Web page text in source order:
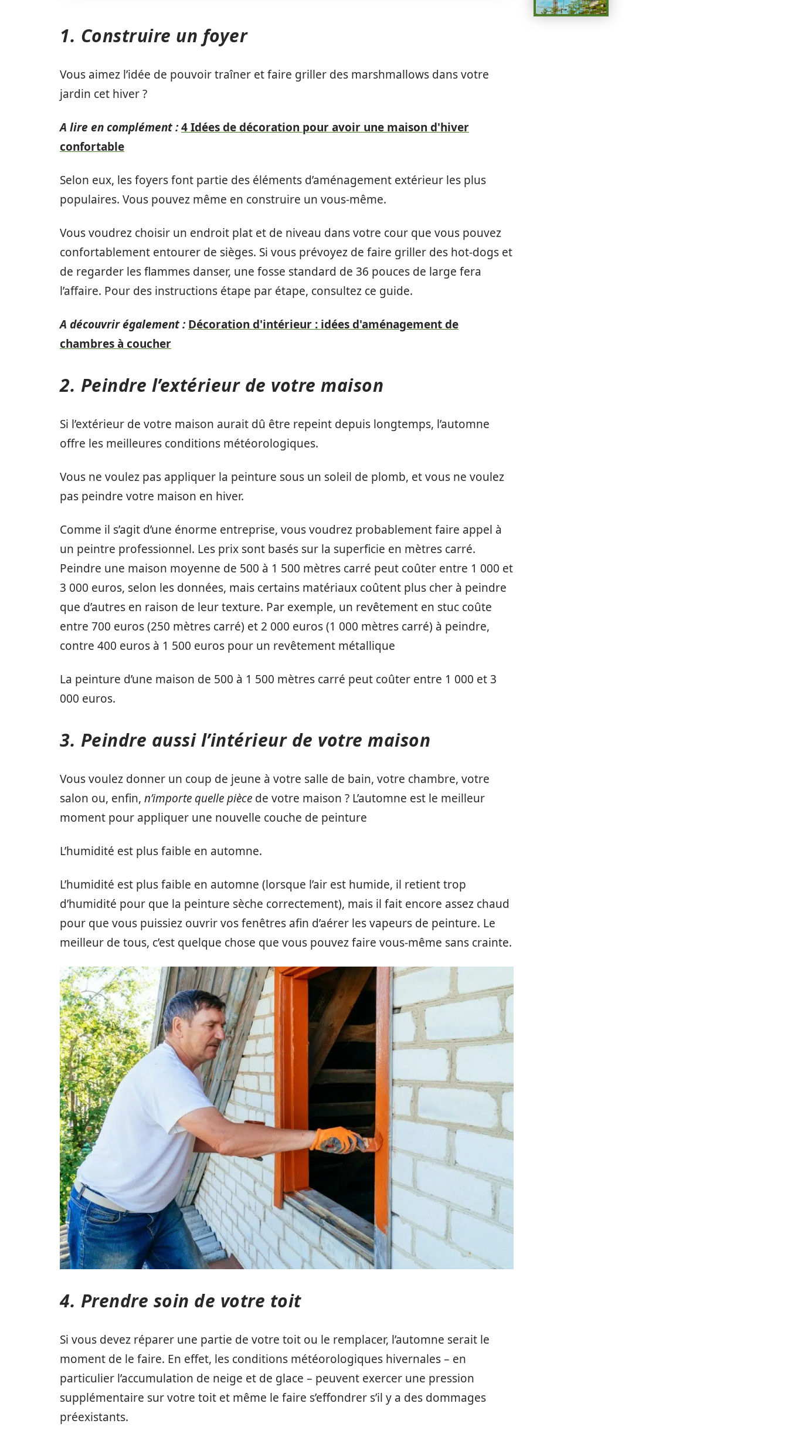
1. Construire un foyer
Vous aimez l’idée de pouvoir traîner et faire griller des marshmallows dans votre
jardin cet hiver ?
A lire en complément :4 Idées de décoration pour avoir une maison d'hiver
confortable
Selon eux, les foyers font partie des éléments d’aménagement extérieur les plus
populaires. Vous pouvez même en construire un vous-même.
Vous voudrez choisir un endroit plat et de niveau dans votre cour que vous pouvez
confortablement entourer de sièges. Si vous prévoyez de faire griller des hot-dogs et
de regarder les flammes danser, une fosse standard de 36 pouces de large fera
l’affaire. Pour des instructions étape par étape, consultez ce guide.
A découvrir également : Décoration d'intérieur : idées d'aménagement de
chambres à coucher
2. Peindre l’extérieur de votre maison
Si l’extérieur de votre maison aurait dû être repeint depuis longtemps, l’automne
offre les meilleures conditions météorologiques.
Vous ne voulez pas appliquer la peinture sous un soleil de plomb, et vous ne voulez
pas peindre votre maison en hiver.
Comme il s’agit d’une énorme entreprise, vous voudrez probablement faire appel à
un peintre professionnel. Les prix sont basés sur la superficie en mètres carré.
Peindre une maison moyenne de 500 à 1 500 mètres carré peut coûter entre 1 000 et
3 000 euros, selon les données, mais certains matériaux coûtent plus cher à peindre
que d’autres en raison de leur texture. Par exemple, un revêtement en stuc coûte
entre 700 euros (250 mètres carré) et 2 000 euros (1 000 mètres carré) à peindre,
contre 400 euros à 1 500 euros pour un revêtement métallique
La peinture d’une maison de 500 à 1 500 mètres carré peut coûter entre 1 000 et 3
000 euros.
3. Peindre aussi l’intérieur de votre maison
Vous voulez donner un coup de jeune à votre salle de bain, votre chambre, votre
salon ou, enfin, n’importe quelle pièce de votre maison ? L’automne est le meilleur
moment pour appliquer une nouvelle couche de peinture
L’humidité est plus faible en automne.
L’humidité est plus faible en automne (lorsque l’air est humide, il retient trop
d’humidité pour que la peinture sèche correctement), mais il fait encore assez chaud
pour que vous puissiez ouvrir vos fenêtres afin d’aérer les vapeurs de peinture. Le
meilleur de tous, c’est quelque chose que vous pouvez faire vous-même sans crainte.
4. Prendre soin de votre toit
Si vous devez réparer une partie de votre toit ou le remplacer, l’automne serait le
moment de le faire. En effet, les conditions météorologiques hivernales – en
particulier l’accumulation de neige et de glace – peuvent exercer une pression
supplémentaire sur votre toit et même le faire s’effondrer s’il y a des dommages
préexistants.